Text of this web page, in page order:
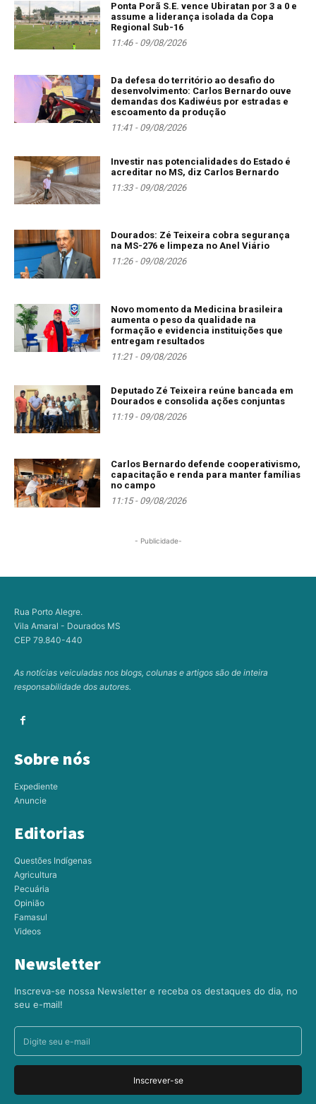
Ponta Porã S.E. vence Ubiratan por 3 a 0 e
assume a liderança isolada da Copa
Regional Sub-16
11:46 - 09/08/2026
Da defesa do território ao desafio do
desenvolvimento: Carlos Bernardo ouve
demandas dos Kadiwéus por estradas e
escoamento da produção
11:41 - 09/08/2026
Investir nas potencialidades do Estado é
acreditar no MS, diz Carlos Bernardo
11:33 - 09/08/2026
Dourados: Zé Teixeira cobra segurança
na MS-276 e limpeza no Anel Viário
11:26 - 09/08/2026
Novo momento da Medicina brasileira
aumenta o peso da qualidade na
formação e evidencia instituições que
entregam resultados
11:21 - 09/08/2026
Deputado Zé Teixeira reúne bancada em
Dourados e consolida ações conjuntas
11:19 - 09/08/2026
Carlos Bernardo defende cooperativismo,
capacitação e renda para manter famílias
no campo
11:15 - 09/08/2026
- Publicidade-
Rua Porto Alegre.
Vila Amaral - Dourados MS
CEP 79.840-440
As notícias veiculadas nos blogs, colunas e artigos são de inteira
responsabilidade dos autores.
Sobre nós
Expediente
Anuncie
Editorias
Questões Indígenas
Agricultura
Pecuária
Opinião
Famasul
Videos
Newsletter
Inscreva-se nossa Newsletter e receba os destaques do dia, no
seu e-mail!
Inscrever-se